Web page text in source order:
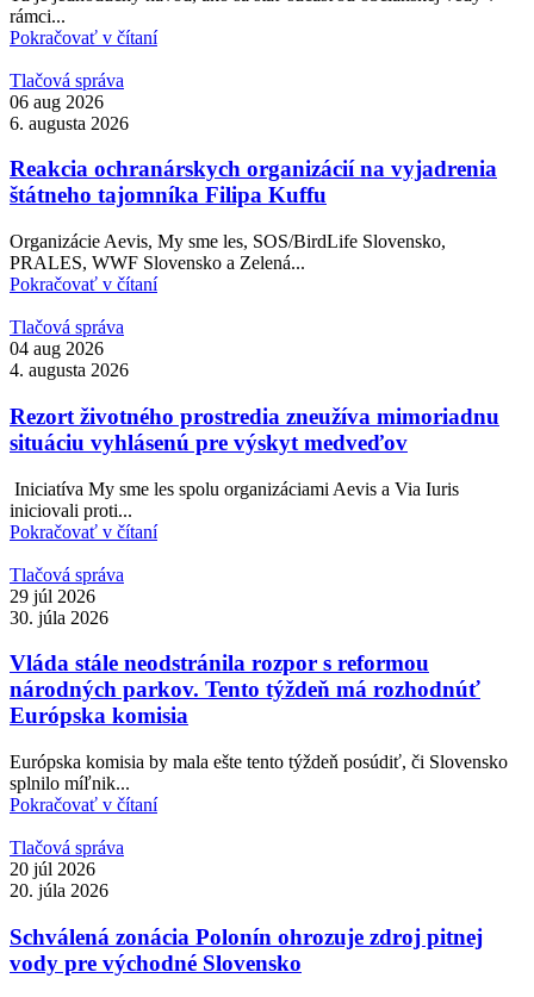
rámci...
Pokračovať v čítaní
Tlačová správa
06 aug 2026
6. augusta 2026
Reakcia ochranárskych organizácií na vyjadrenia
štátneho tajomníka Filipa Kuffu
Organizácie Aevis, My sme les, SOS/BirdLife Slovensko,
PRALES, WWF Slovensko a Zelená...
Pokračovať v čítaní
Tlačová správa
04 aug 2026
4. augusta 2026
Rezort životného prostredia zneužíva mimoriadnu
situáciu vyhlásenú pre výskyt medveďov
Iniciatíva My sme les spolu organizáciami Aevis a Via Iuris
iniciovali proti...
Pokračovať v čítaní
Tlačová správa
29 júl 2026
30. júla 2026
Vláda stále neodstránila rozpor s reformou
národných parkov. Tento týždeň má rozhodnúť
Európska komisia
Európska komisia by mala ešte tento týždeň posúdiť, či Slovensko
splnilo míľnik...
Pokračovať v čítaní
Tlačová správa
20 júl 2026
20. júla 2026
Schválená zonácia Polonín ohrozuje zdroj pitnej
vody pre východné Slovensko